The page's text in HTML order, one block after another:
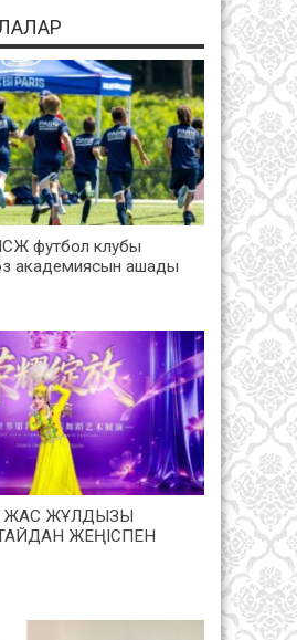
футбол клубы
академиясын ашады
ЖАС ЖҰЛДЫЗЫ
ЖЕҢІСПЕН